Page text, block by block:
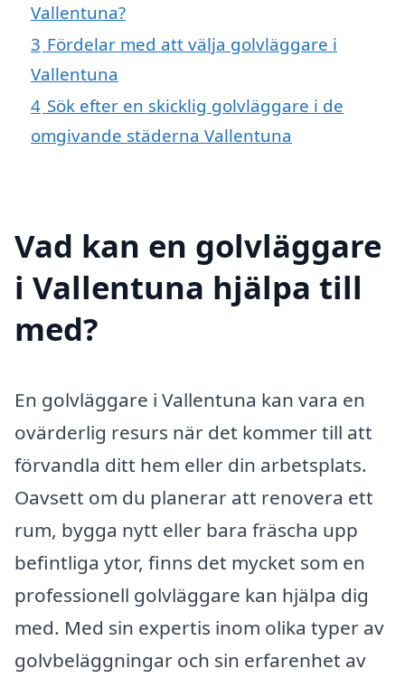
Vallentuna?
3 Fördelar med att välja golvläggare i
Vallentuna
4 Sök efter en skicklig golvläggare i de
omgivande städerna Vallentuna
Vad kan en golvläggare
i Vallentuna hjälpa till
med?
En golvläggare i Vallentuna kan vara en
ovärderlig resurs när det kommer till att
förvandla ditt hem eller din arbetsplats.
Oavsett om du planerar att renovera ett
rum, bygga nytt eller bara fräscha upp
befintliga ytor, finns det mycket som en
professionell golvläggare kan hjälpa dig
med. Med sin expertis inom olika typer av
golvbeläggningar och sin erfarenhet av